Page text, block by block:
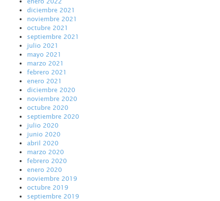
diciembre 2021
noviembre 2021
octubre 2021
septiembre 2021
julio 2021
mayo 2021
marzo 2021
febrero 2021
enero 2021
diciembre 2020
noviembre 2020
octubre 2020
septiembre 2020
julio 2020
junio 2020
abril 2020
marzo 2020
febrero 2020
enero 2020
noviembre 2019
octubre 2019
septiembre 2019